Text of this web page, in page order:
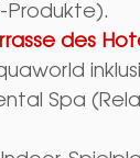
des
Spa